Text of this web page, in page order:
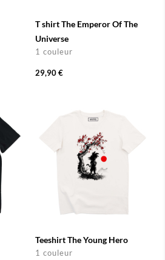
T shirt The Emperor Of The
Universe
1 couleur
29,90 €
Teeshirt The Young Hero
1 couleur